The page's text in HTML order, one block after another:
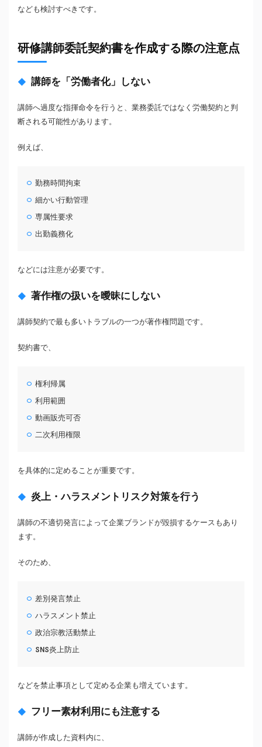
なども検討すべきです。
研修講師委託契約書を作成する際の注意点
講師を「労働者化」しない
講師へ過度な指揮命令を行うと、業務委託ではなく労働契約と判
断される可能性があります。
例えば、
勤務時間拘束
細かい行動管理
専属性要求
出勤義務化
などには注意が必要です。
著作権の扱いを曖昧にしない
講師契約で最も多いトラブルの一つが著作権問題です。
契約書で、
権利帰属
利用範囲
動画販売可否
二次利用権限
を具体的に定めることが重要です。
炎上・ハラスメントリスク対策を行う
講師の不適切発言によって企業ブランドが毀損するケースもあり
ます。
そのため、
差別発言禁止
ハラスメント禁止
政治宗教活動禁止
SNS炎上防止
などを禁止事項として定める企業も増えています。
フリー素材利用にも注意する
講師が作成した資料内に、